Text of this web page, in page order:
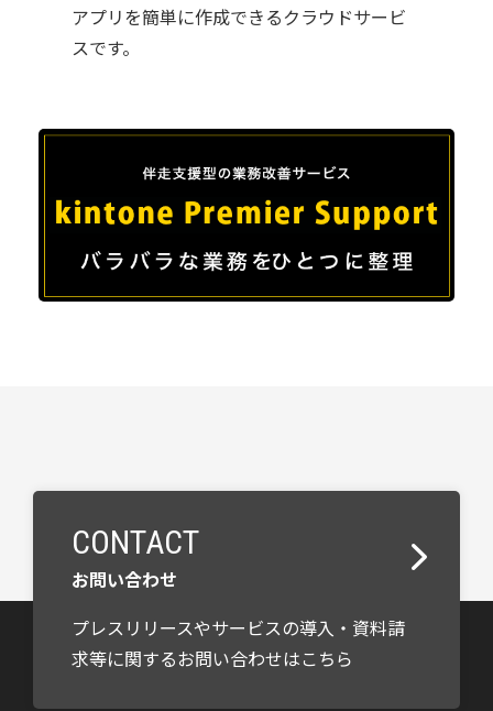
アプリを簡単に作成できるクラウドサービ
スです。
CONTACT
お問い合わせ
プレスリリースやサービスの導入・資料請
求等に関するお問い合わせはこちら